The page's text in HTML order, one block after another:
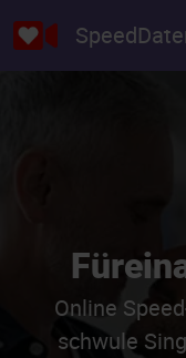
Online
schwule